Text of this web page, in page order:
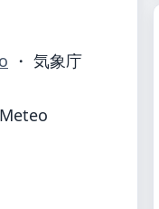
・ 気象庁